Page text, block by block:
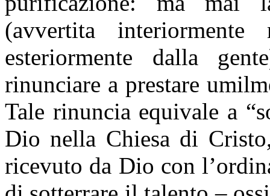
(avvertita
esteriormente dalla
rinunciare a prestare
Tale rinuncia equivale a
Dio nella Chiesa di
ricevuto da Dio con